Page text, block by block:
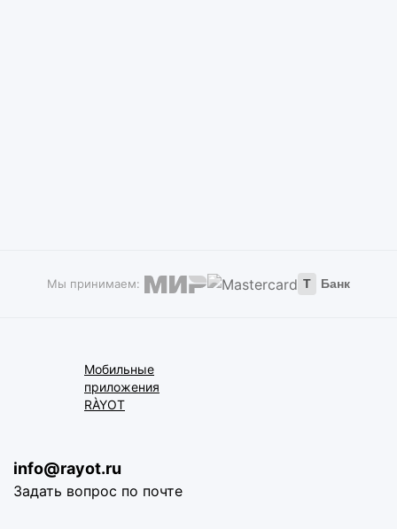
Мы принимаем: Т Банк
Мобильные
приложения
RÀYOT
info@rayot.ru
Задать вопрос по почте